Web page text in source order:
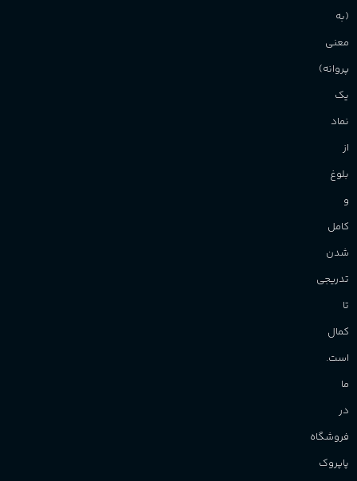
(به
معنی
پروانه)
یک
نماد
از
بلوغ
و
کامل
شدن
تدریجی
تا
کمال
است.
ما
در
فروشگاه
پاپروک